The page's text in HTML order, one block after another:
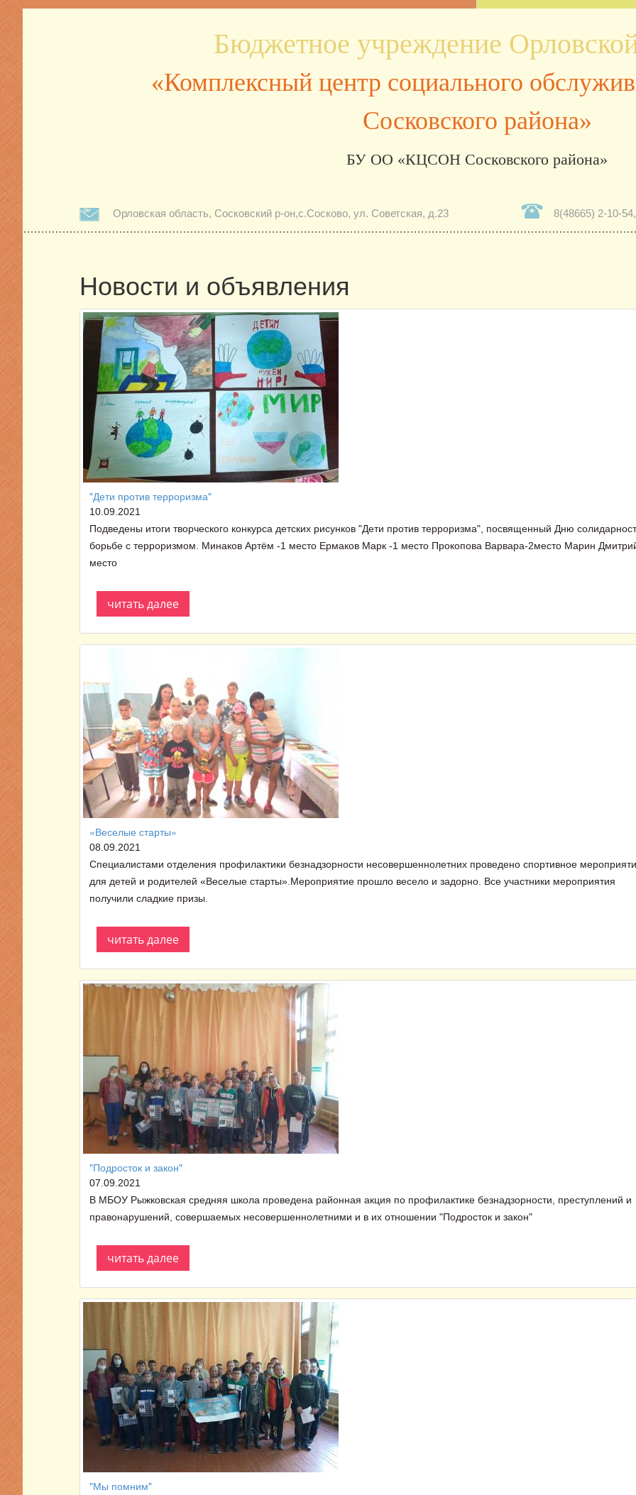
Бюджетное учреждение
«Комплексный центр социального
Сосковского района»
Орловская область, Сосковский р-он,с.Сосково, ул. Советская, д.23 8(48665) 2-10-
Новости и объявления
"Дети против терроризма"
10.09.2021
Подведены итоги творческого конкурса детских рисунков "Дети против терроризма", посвященный Дню
борьбе с терроризмом. Минаков Артём -1 место Ермаков Марк -1 место Прокопова Варвара-2место Марин
место
читать далее
«Веселые старты»
08.09.2021
Cпециалистами отделения профилактики безнадзорности несовершеннолетних проведено спортивное
для детей и родителей «Веселые старты».Мероприятие прошло весело и задорно. Все участники мероприятия
получили сладкие призы.
читать далее
"Подросток и закон"
07.09.2021
В МБОУ Рыжковская средняя школа проведена районная акция по профилактике безнадзорности, преступлений и
правонарушений, совершаемых несовершеннолетними и в их отношении "Подросток и закон"
читать далее
"Мы помним"